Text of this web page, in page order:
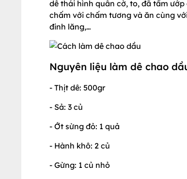
dê thái hình quân cờ, to, đã tẩm
chấm với chấm tương và ăn cùng
đinh lăng,…
Nguyên liệu làm dê chao
- Thịt dê: 500gr
- Sả: 3 củ
- Ớt sừng đỏ: 1 quả
- Hành khô: 2 củ
- Gừng: 1 củ nhỏ